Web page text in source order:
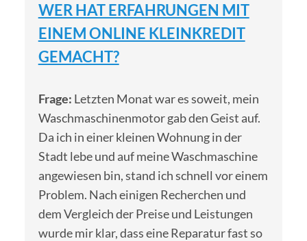
WER HAT ERFAHRUNGEN MIT
EINEM ONLINE KLEINKREDIT
GEMACHT?
Frage: Letzten Monat war es soweit, mein
Waschmaschinenmotor gab den Geist auf.
Da ich in einer kleinen Wohnung in der
Stadt lebe und auf meine Waschmaschine
angewiesen bin, stand ich schnell vor einem
Problem. Nach einigen Recherchen und
dem Vergleich der Preise und Leistungen
wurde mir klar, dass eine Reparatur fast so